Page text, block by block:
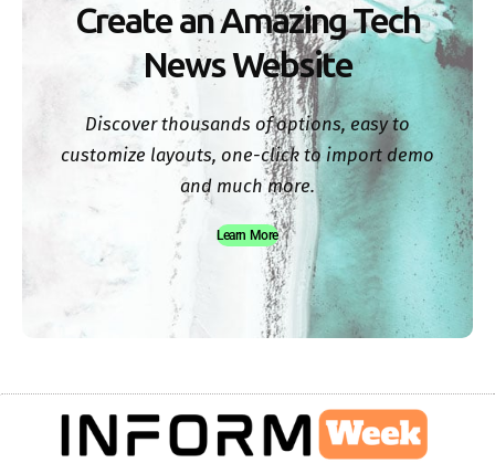
Create an Amazing Tech
News Website
Discover thousands of options, easy to
customize layouts, one-click to import demo
and much more.
Learn More